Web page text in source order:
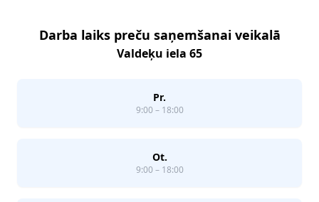
Darba laiks preču saņemšanai veikalā
Valdeķu iela 65
Pr.
9:00 – 18:00
Ot.
9:00 – 18:00